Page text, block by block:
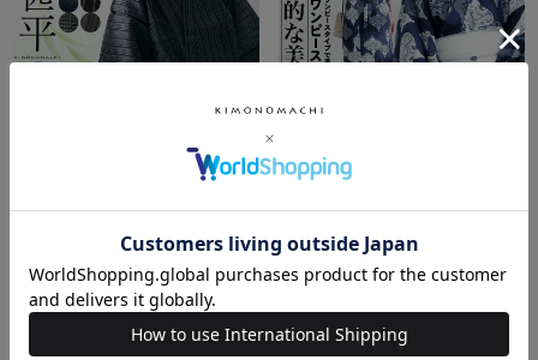
【送料無料】甚平 メンズ おしゃれ「しじら織り 綿麻甚平 単品 全13柄 6サイズ S M L LL/2L 3L 4L」父の日 敬老の日 男性 プレゼント 涼やか 綿麻甚平 上下セット ルームウェア 部屋着 セットアップ 花火大会 夏祭り
14,553-.